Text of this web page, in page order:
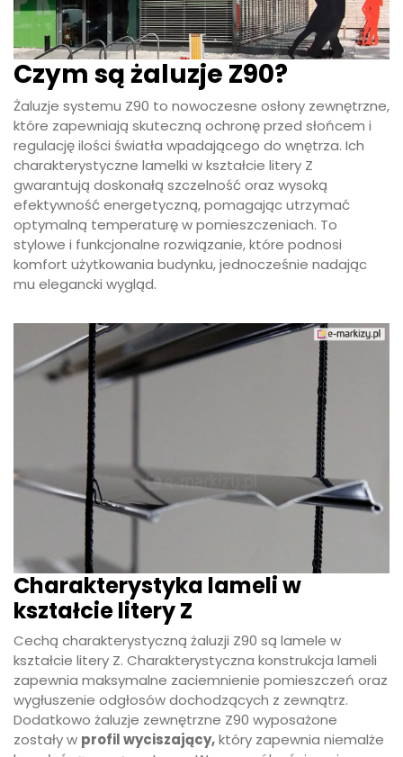
Czym są żaluzje Z90?
Żaluzje systemu Z90 to nowoczesne osłony zewnętrzne,
które zapewniają skuteczną ochronę przed słońcem i
regulację ilości światła wpadającego do wnętrza. Ich
charakterystyczne lamelki w kształcie litery Z
gwarantują doskonałą szczelność oraz wysoką
efektywność energetyczną, pomagając utrzymać
optymalną temperaturę w pomieszczeniach. To
stylowe i funkcjonalne rozwiązanie, które podnosi
komfort użytkowania budynku, jednocześnie nadając
mu elegancki wygląd.
Charakterystyka lameli w
kształcie litery Z
Cechą charakterystyczną żaluzji Z90 są lamele w
kształcie litery Z. Charakterystyczna konstrukcja lameli
zapewnia maksymalne zaciemnienie pomieszczeń oraz
wygłuszenie odgłosów dochodzących z zewnątrz.
Dodatkowo żaluzje zewnętrzne Z90 wyposażone
zostały w profil wyciszający,który zapewnia niemalże